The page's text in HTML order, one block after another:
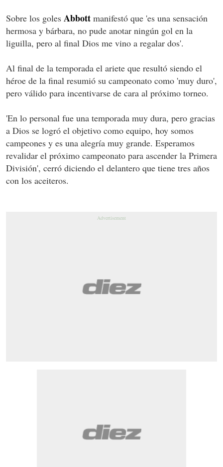
Sobre los goles Abbott manifestó que 'es una sensación
hermosa y bárbara, no pude anotar ningún gol en la
liguilla, pero al final Dios me vino a regalar dos'.
Al final de la temporada el ariete que resultó siendo el
héroe de la final resumió su campeonato como 'muy duro',
pero válido para incentivarse de cara al próximo torneo.
'En lo personal fue una temporada muy dura, pero gracias
a Dios se logró el objetivo como equipo, hoy somos
campeones y es una alegría muy grande. Esperamos
revalidar el próximo campeonato para ascender la Primera
División', cerró diciendo el delantero que tiene tres años
con los aceiteros.